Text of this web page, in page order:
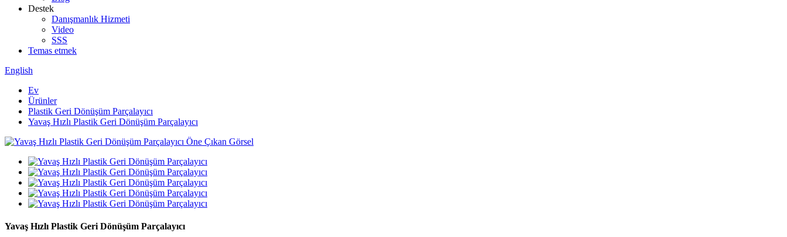
Destek
Danışmanlık Hizmeti
Video
SSS
Temas etmek
English
Ev
Ürünler
Plastik Geri Dönüşüm Parçalayıcı
Yavaş Hızlı Plastik Geri Dönüşüm Parçalayıcı
Yavaş Hızlı Plastik Geri Dönüşüm Parçalayıcı